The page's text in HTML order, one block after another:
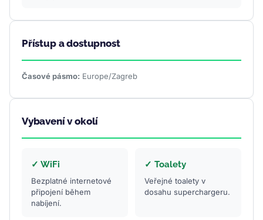
Přístup a dostupnost
Časové pásmo: Europe/Zagreb
Vybavení v okolí
✓ WiFi
Bezplatné internetové
připojení během
nabíjení.
✓ Toalety
Veřejné toalety v
dosahu superchargeru.